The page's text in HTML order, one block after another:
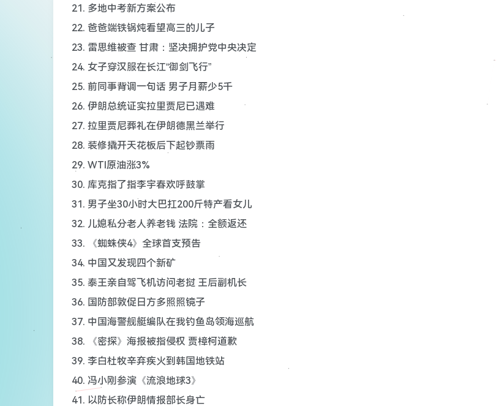
21. 多地中考新方案公布
22. 爸爸端铁锅炖看望高三的儿子
23. 雷思维被查 甘肃：坚决拥护党中央决定
24. 女子穿汉服在长江“御剑飞行”
25. 前同事背调一句话 男子月薪少5千
26. 伊朗总统证实拉里贾尼已遇难
27. 拉里贾尼葬礼在伊朗德黑兰举行
28. 装修撬开天花板后下起钞票雨
29. WTI原油涨3%
30. 库克指了指李宇春欢呼鼓掌
31. 男子坐30小时大巴扛200斤特产看女儿
32. 儿媳私分老人养老钱 法院：全额返还
33. 《蜘蛛侠4》全球首支预告
34. 中国又发现四个新矿
35. 泰王亲自驾飞机访问老挝 王后副机长
36. 国防部敦促日方多照照镜子
37. 中国海警舰艇编队在我钓鱼岛领海巡航
38. 《密探》海报被指侵权 贾樟柯道歉
39. 李白杜牧辛弃疾火到韩国地铁站
40. 冯小刚参演《流浪地球3》
41. 以防长称伊朗情报部长身亡